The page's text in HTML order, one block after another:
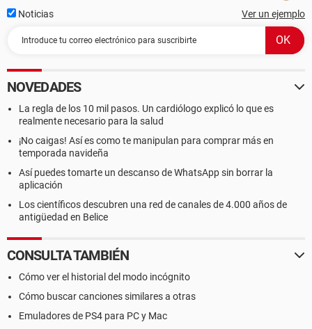
Noticias Ver un ejemplo
NOVEDADES
La regla de los 10 mil pasos. Un cardiólogo explicó lo que es
realmente necesario para la salud
¡No caigas! Así es como te manipulan para comprar más en
temporada navideña
Así puedes tomarte un descanso de WhatsApp sin borrar la
aplicación
Los científicos descubren una red de canales de 4.000 años de
antigüedad en Belice
CONSULTA TAMBIÉN
Cómo ver el historial del modo incógnito
Cómo buscar canciones similares a otras
Emuladores de PS4 para PC y Mac